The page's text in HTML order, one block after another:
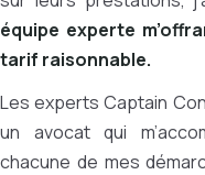
équipe experte
tarif raisonnable.
Les experts Captain
un avocat qui
chacune de mes